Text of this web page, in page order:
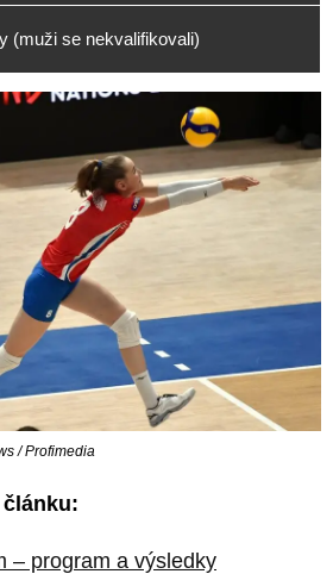
(muži se nekvalifikovali)
/ Profimedia
– program a výsledky